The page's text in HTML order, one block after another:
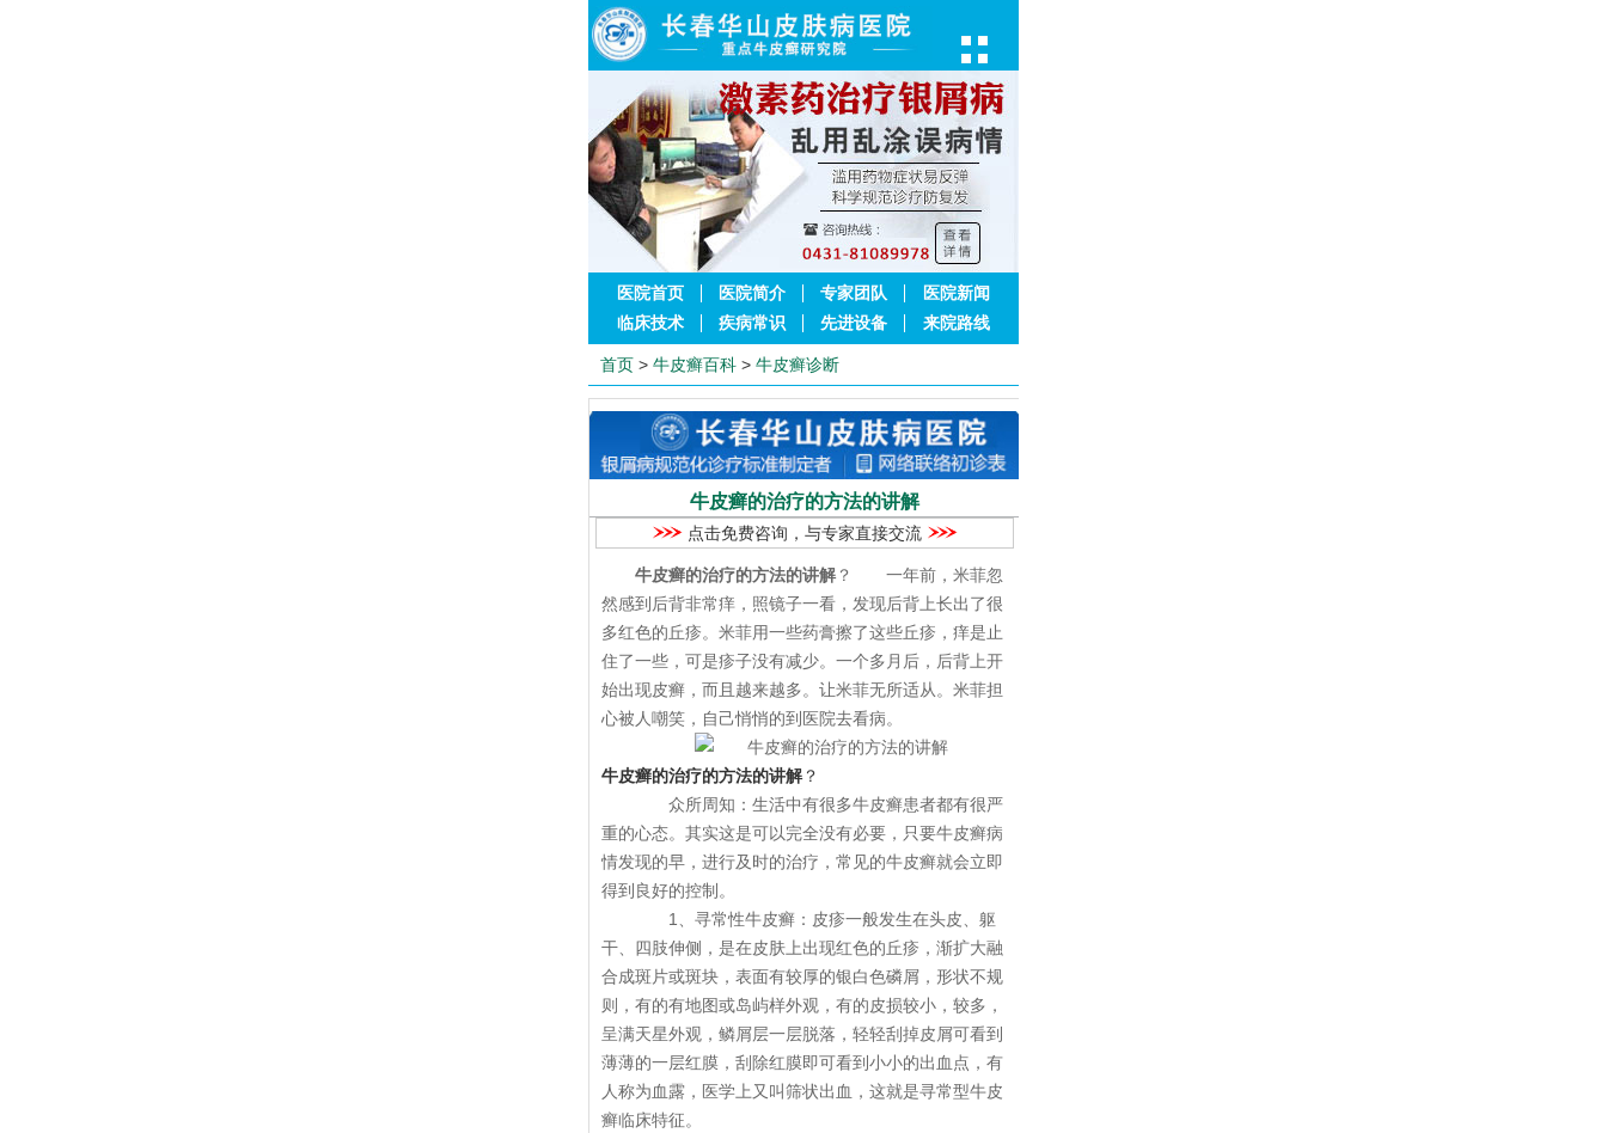
医院首页 医院简介 专家团队
医院新闻
临床技术
疾病常识 先进设备 来院路线
首页 > 牛皮癣百科 > 牛皮癣诊断
牛皮癣的治疗的方法的讲解
点击免费咨询，与专家直接交流
牛皮癣的治疗的方法的讲解 ？ 一年前，米菲忽
然感到后背非常痒，照镜子一看，发现后背上长出了很
多红色的丘疹。米菲用一些药膏擦了这些丘疹，痒是止
住了一些，可是疹子没有减少。一个多月后，后背上开
始出现皮癣，而且越来越多。让米菲无所适从。米菲担
心被人嘲笑，自己悄悄的到医院去看病。
牛皮癣的治疗的方法的讲解？
众所周知：生活中有很多牛皮癣患者都有很严
重的心态。其实这是可以完全没有必要，只要牛皮癣病
情发现的早，进行及时的治疗，常见的牛皮癣就会立即
得到良好的控制。
1、寻常性牛皮癣：皮疹一般发生在头皮、躯
干、四肢伸侧，是在皮肤上出现红色的丘疹，渐扩大融
合成斑片或斑块，表面有较厚的银白色磷屑，形状不规
则，有的有地图或岛屿样外观，有的皮损较小，较多，
呈满天星外观，鳞屑层一层脱落，轻轻刮掉皮屑可看到
薄薄的一层红膜，刮除红膜即可看到小小的出血点，有
人称为血露，医学上又叫筛状出血，这就是寻常型牛皮
癣临床特征。